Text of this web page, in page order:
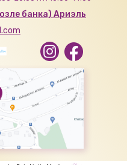
банка) Ариэль